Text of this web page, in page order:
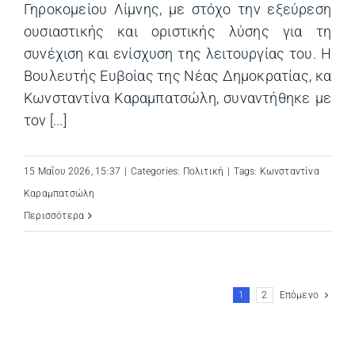
Γηροκομείου Λίμνης, με στόχο την εξεύρεση
ουσιαστικής και οριστικής λύσης για τη
συνέχιση και ενίσχυση της λειτουργίας του. Η
Βουλευτής Ευβοίας της Νέας Δημοκρατίας, κα
Κωνσταντίνα Καραμπατσώλη, συναντήθηκε με
τον [...]
15 Μαΐου 2026, 15:37 | Categories: Πολιτική | Tags: Κωνσταντίνα
Καραμπατσώλη
Περισσότερα
1 2 Επόμενο